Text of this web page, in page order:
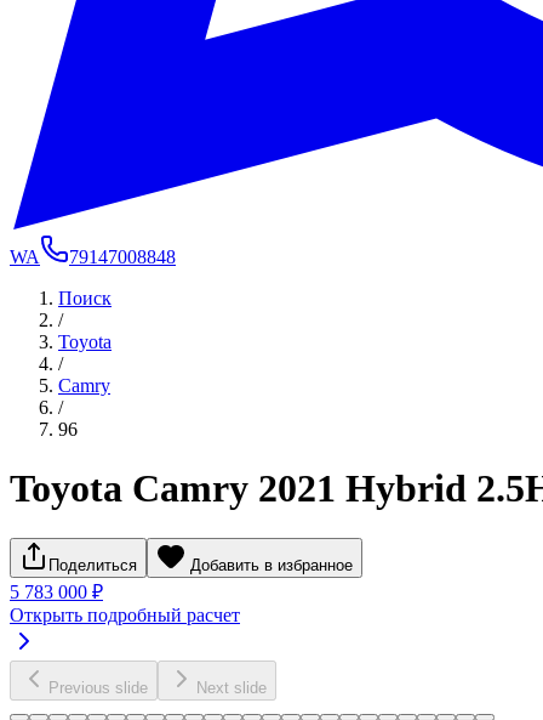
WA
79147008848
Поиск
/
Toyota
/
Camry
/
96
Toyota Camry 2021 Hybrid
Поделиться Добавить в избранное
5 783 000 ₽
Открыть подробный расчет
Previous slide Next slide